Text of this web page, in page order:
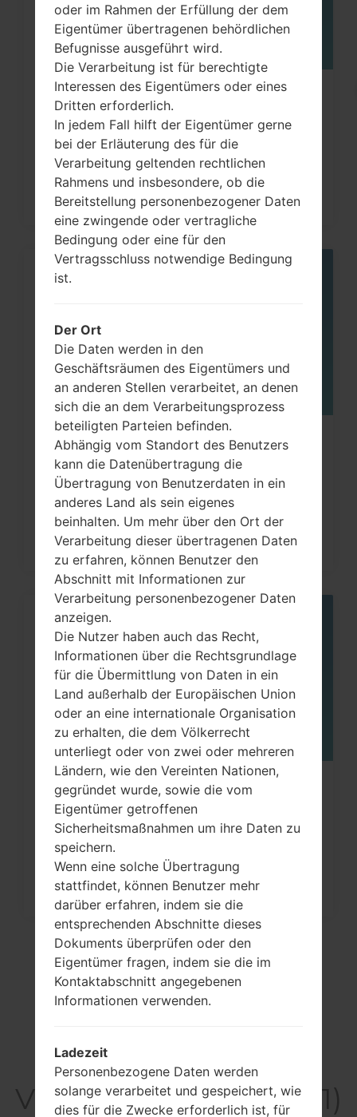
Wie kann ich auf LG G3, G4, G5, G7
und ähnlichen Serien...
Wie kann man die
Werkseinstellungen durch Code
auf...
Wie kann man die
Werkseinstellungen durch Menü
auf...
Video LGH871(LGH871)
oder im Rahmen der Erfüllung der dem
Eigentümer übertragenen behördlichen
Befugnisse ausgeführt wird.
Die Verarbeitung ist für berechtigte
Interessen des Eigentümers oder eines
Dritten erforderlich.
In jedem Fall hilft der Eigentümer gerne
bei der Erläuterung des für die
Verarbeitung geltenden rechtlichen
Rahmens und insbesondere, ob die
Bereitstellung personenbezogener Daten
eine zwingende oder vertragliche
Bedingung oder eine für den
Vertragsschluss notwendige Bedingung
ist.
Der Ort
Die Daten werden in den
Geschäftsräumen des Eigentümers und
an anderen Stellen verarbeitet, an denen
sich die an dem Verarbeitungsprozess
beteiligten Parteien befinden.
Abhängig vom Standort des Benutzers
kann die Datenübertragung die
Übertragung von Benutzerdaten in ein
anderes Land als sein eigenes
beinhalten. Um mehr über den Ort der
Verarbeitung dieser übertragenen Daten
zu erfahren, können Benutzer den
Abschnitt mit Informationen zur
Verarbeitung personenbezogener Daten
anzeigen.
Die Nutzer haben auch das Recht,
Informationen über die Rechtsgrundlage
für die Übermittlung von Daten in ein
Land außerhalb der Europäischen Union
oder an eine internationale Organisation
zu erhalten, die dem Völkerrecht
unterliegt oder von zwei oder mehreren
Ländern, wie den Vereinten Nationen,
gegründet wurde, sowie die vom
Eigentümer getroffenen
Sicherheitsmaßnahmen um ihre Daten zu
speichern.
Wenn eine solche Übertragung
stattfindet, können Benutzer mehr
darüber erfahren, indem sie die
entsprechenden Abschnitte dieses
Dokuments überprüfen oder den
Eigentümer fragen, indem sie die im
Kontaktabschnitt angegebenen
Informationen verwenden.
Ladezeit
Personenbezogene Daten werden
solange verarbeitet und gespeichert, wie
dies für die Zwecke erforderlich ist, für